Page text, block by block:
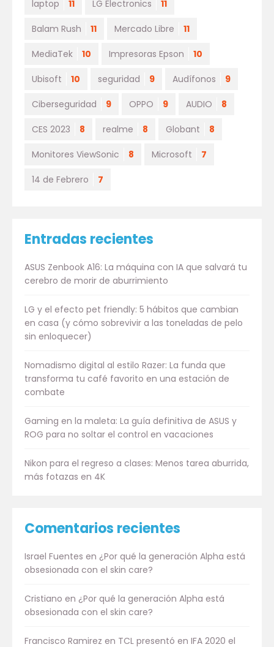
laptop 11 LG Electronics 11
Balam Rush 11 Mercado Libre 11
MediaTek 10 Impresoras Epson 10
Ubisoft 10 seguridad 9 Audífonos 9
Ciberseguridad 9 OPPO 9 AUDIO 8
CES 2023 8 realme 8 Globant 8
Monitores ViewSonic 8 Microsoft 7
14 de Febrero 7
Entradas recientes
ASUS Zenbook A16: La máquina con IA que salvará tu
cerebro de morir de aburrimiento
LG y el efecto pet friendly: 5 hábitos que cambian
en casa (y cómo sobrevivir a las toneladas de pelo
sin enloquecer)
Nomadismo digital al estilo Razer: La funda que
transforma tu café favorito en una estación de
combate
Gaming en la maleta: La guía definitiva de ASUS y
ROG para no soltar el control en vacaciones
Nikon para el regreso a clases: Menos tarea aburrida,
más fotazas en 4K
Comentarios recientes
Israel Fuentes en ¿Por qué la generación Alpha está
obsesionada con el skin care?
Cristiano en ¿Por qué la generación Alpha está
obsesionada con el skin care?
Francisco Ramirez en TCL presentó en IFA 2020 el